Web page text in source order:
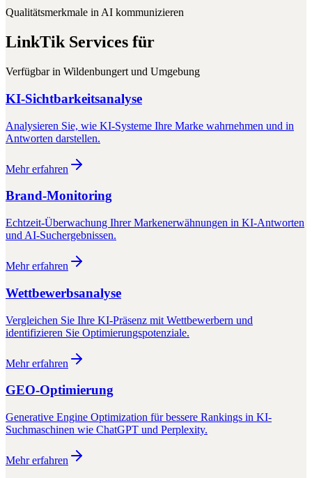
Qualitätsmerkmale in AI kommunizieren
LinkTik Services für
Verfügbar in Wildenbungert und Umgebung
KI-Sichtbarkeitsanalyse
Analysieren Sie, wie KI-Systeme Ihre Marke wahrnehmen und in
Antworten darstellen.
Mehr erfahren
Brand-Monitoring
Echtzeit-Überwachung Ihrer Markenerwähnungen in KI-Antworten
und AI-Suchergebnissen.
Mehr erfahren
Wettbewerbsanalyse
Vergleichen Sie Ihre KI-Präsenz mit Wettbewerbern und
identifizieren Sie Optimierungspotenziale.
Mehr erfahren
GEO-Optimierung
Generative Engine Optimization für bessere Rankings in KI-
Suchmaschinen wie ChatGPT und Perplexity.
Mehr erfahren